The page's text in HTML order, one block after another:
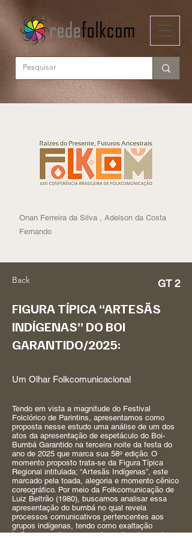
Onan Ferreira da Silva , Adelson da Costa
Fernando
Back GT 2
FIGURA TÍPICA “ARTESÃS
INDÍGENAS” DO BOI
GARANTIDO/2025:
Um Olhar Folkcomunicacional
Tendo em vista a magnitude do Festival
Folclórico de Parintins, apresentamos como
proposta nesse estudo uma análise de um dos
atos da apresentação de espetáculo do Boi-
Bumbá Garantido na terceira noite da festa do
ano de 2025 que marca sua 58ᵅ edição. O
momento proposto trata-se da Figura Típica
Regional intitulada; “Artesãs Indígenas”, este
marcado pela toada, alegoria e momento cênico
coreográfico. Por meio da Folkcomunicação de
Luiz Beltrão (1980), buscamos analisar essa
apresentação do bumbá no qual revela
processos comunicativos pertencentes aos
grupos indígenas, tendo como exaltação
indígenas mulheres que vivem do artesanato.